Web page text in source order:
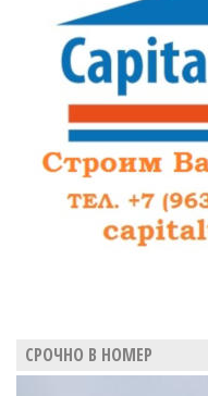
СРОЧНО В НОМЕР